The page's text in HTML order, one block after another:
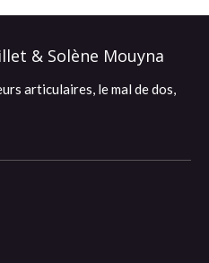
& Solène Mouyna
articulaires, le mal de dos,